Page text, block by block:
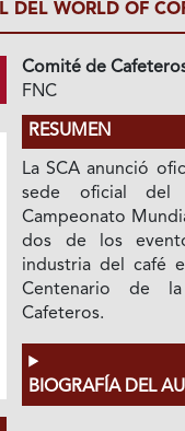
DEL WORLD OF
Comité de
FNC
RESUMEN
La SCA anunció
sede oficial
Campeonato
dos de los
industria del café
Centenario de
Cafeteros.
BIOGRAFÍA DEL